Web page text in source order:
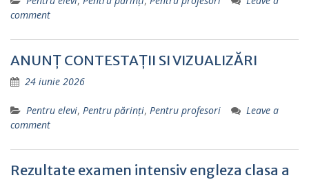
comment
ANUNȚ CONTESTAȚII SI VIZUALIZĂRI
24 iunie 2026
Pentru elevi, Pentru părinţi, Pentru profesori
Leave a
comment
Rezultate examen intensiv engleza clasa a